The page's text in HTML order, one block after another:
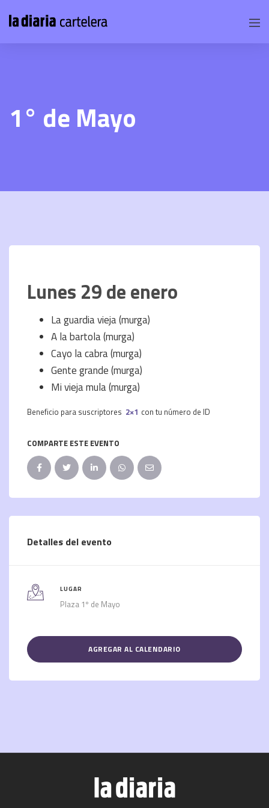
1° de Mayo
Lunes 29 de enero
La guardia vieja (murga)
A la bartola (murga)
Cayo la cabra (murga)
Gente grande (murga)
Mi vieja mula (murga)
Beneficio para suscriptores 2×1 con tu número de ID
COMPARTE ESTE EVENTO
Detalles del evento
LUGAR
Plaza 1º de Mayo
AGREGAR AL CALENDARIO